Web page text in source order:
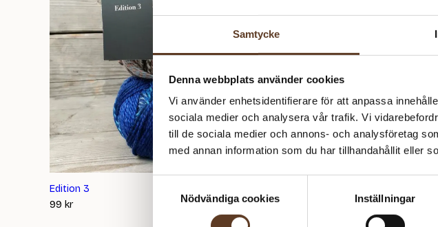
Samtycke
Denna webbplats använder cookies
Vi använder enhetsidentifierare för att anpassa
sociala medier och analysera vår trafik. Vi
till de sociala medier och annons- och analysföretag
med annan information som du har tillhandahållit eller
Nödvändiga cookies
Inställningar
Edition 3
99 kr
224